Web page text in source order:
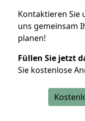
Kontaktieren Sie
uns gemeinsam
planen!
Füllen Sie jetzt
Sie kostenlose